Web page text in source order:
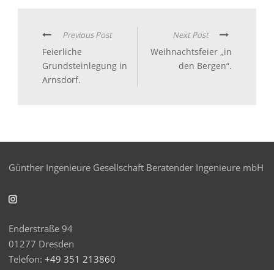
Previous Post
Feierliche
Grundsteinlegung in
Arnsdorf.
Next Post
Weihnachtsfeier „in
den Bergen“.
Günther Ingenieure Gesellschaft Beratender Ingenieure mbH
Enderstraße 94
01277 Dresden
Telefon: +49 351 213860